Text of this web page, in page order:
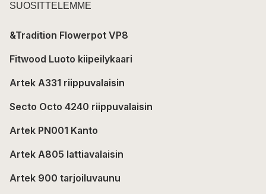
SUOSITTELEMME
&Tradition Flowerpot VP8
Fitwood Luoto kiipeilykaari
Artek A331 riippuvalaisin
Secto Octo 4240 riippuvalaisin
Artek PN001 Kanto
Artek A805 lattiavalaisin
Artek 900 tarjoiluvaunu